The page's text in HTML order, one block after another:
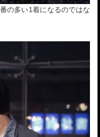
の多い1着になるのではな